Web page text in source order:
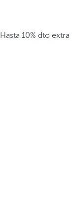
Hasta 10% dto